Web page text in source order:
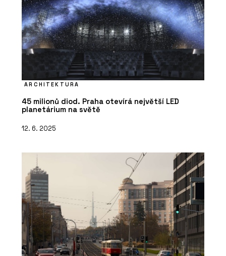
ARCHITEKTURA
45 milionů diod. Praha otevírá největší LED
planetárium na světě
12. 6. 2025